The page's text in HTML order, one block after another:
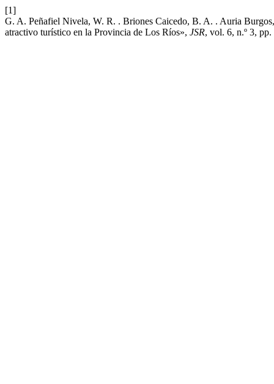
[1]
G. A. Peñafiel Nivela, W. R. . Briones Caicedo, B. A. . Auria
atractivo turístico en la Provincia de Los Ríos», JSR, vol. 6, n.º 3,